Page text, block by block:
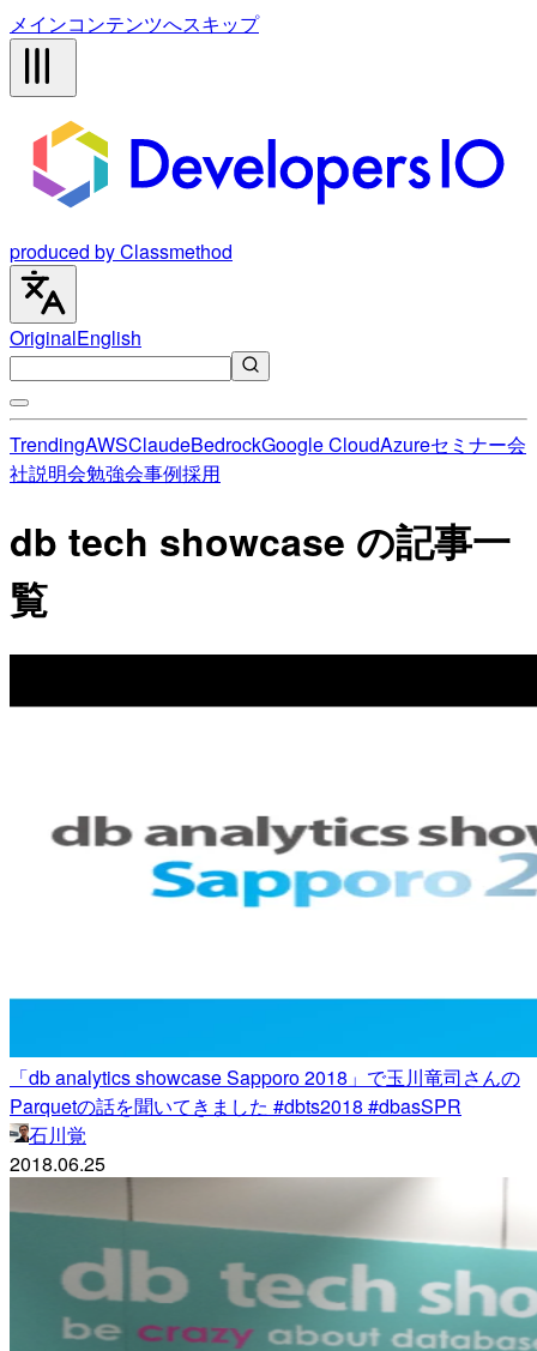
メインコンテンツへスキップ
produced by Classmethod
OriginalEnglish
TrendingAWSClaudeBedrockGoogle CloudAzureセミナー会
社説明会勉強会事例採用
db tech showcase の記事一
覧
「db analytics showcase Sapporo 2018」で玉川竜司さんの
Parquetの話を聞いてきました #dbts2018 #dbasSPR
石川覚
2018.06.25